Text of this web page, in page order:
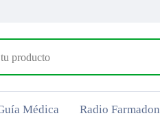
Médica Radio Farmadon